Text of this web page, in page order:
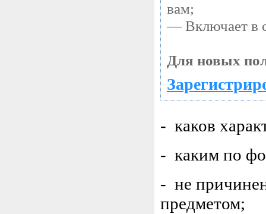
вам;
— Включает в
Для новых
- каков
- каким по
- не
предметом;